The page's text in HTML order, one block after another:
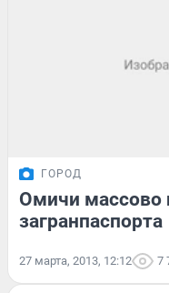
ГОРОД
Омичи массово
загранпаспорта
27 марта, 2013, 12:12 7